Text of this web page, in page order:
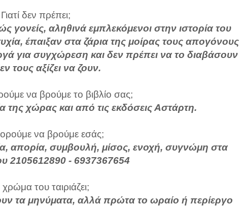
Γιατί δεν πρέπει;
γονείς, αληθινά εμπλεκόμενοι στην ιστορία του
έπαιξαν στα ζάρια της μοίρας τους απογόνους
για συγχώρεση και δεν πρέπει να το διαβάσουν
τους αξίζει να ζουν.
να βρούμε το βιβλίο σας;
της χώρας και από τις εκδόσεις Αστάρτη.
να βρούμε εσάς;
απορία, συμβουλή, μίσος, ενοχή, συγνώμη στα
2105612890 - 6937367654
του ταιριάζει;
τα μηνύματα, αλλά πρώτα το ωραίο ή περίεργο